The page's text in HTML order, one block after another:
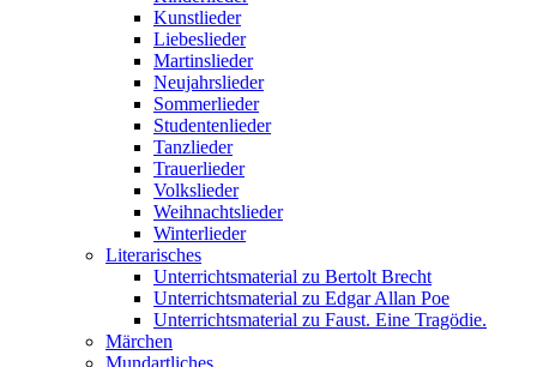
Kunstlieder
Liebeslieder
Martinslieder
Neujahrslieder
Sommerlieder
Studentenlieder
Tanzlieder
Trauerlieder
Volkslieder
Weihnachtslieder
Winterlieder
Literarisches
Unterrichtsmaterial zu Bertolt Brecht
Unterrichtsmaterial zu Edgar Allan Poe
Unterrichtsmaterial zu Faust. Eine Tragödie.
Märchen
Mundartliches